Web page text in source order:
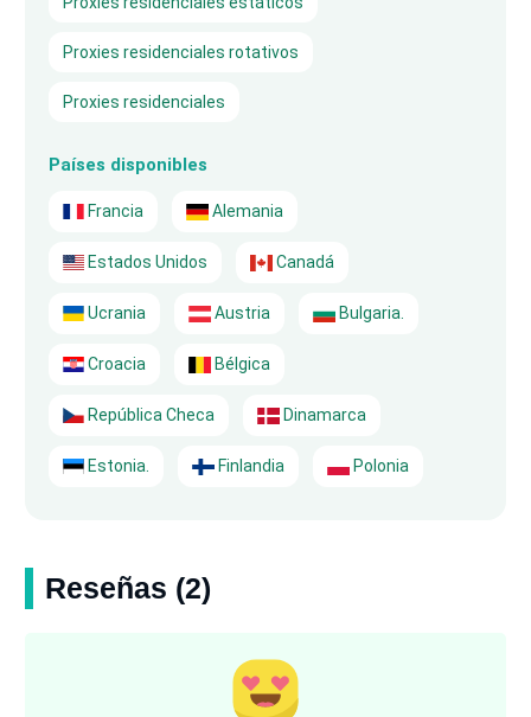
Proxies residenciales rotativos
Proxies residenciales
Países disponibles
Francia Alemania
Estados Unidos Canadá
Ucrania Austria Bulgaria.
Croacia Bélgica
República Checa Dinamarca
Estonia. Finlandia Polonia
Reseñas (2)